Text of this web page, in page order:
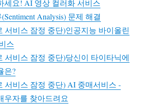
세요! AI 영상 컬러화 서비스
Analysis) 문제 해결
서비스 잠정 중단)인공지능 바이올린
스
서비스 잠정 중단)당신이 타이타닉에
은?
서비스 잠정 중단) AI 중매서비스 -
우자를 찾아드려요